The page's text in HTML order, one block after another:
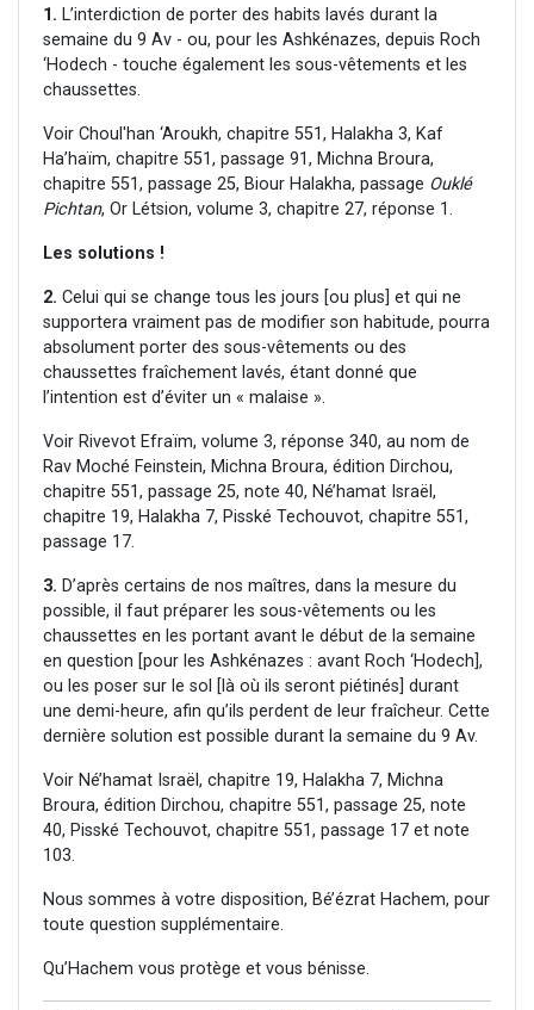
1. L’interdiction de porter des habits lavés durant la
semaine du 9 Av - ou, pour les Ashkénazes, depuis Roch
‘Hodech - touche également les sous-vêtements et les
chaussettes.
Voir Choul'han ‘Aroukh, chapitre 551, Halakha 3, Kaf
Ha’haïm, chapitre 551, passage 91, Michna Broura,
chapitre 551, passage 25, Biour Halakha, passage Ouklé
Pichtan, Or Létsion, volume 3, chapitre 27, réponse 1.
Les solutions !
2. Celui qui se change tous les jours [ou plus] et qui ne
supportera vraiment pas de modifier son habitude, pourra
absolument porter des sous-vêtements ou des
chaussettes fraîchement lavés, étant donné que
l’intention est d’éviter un « malaise ».
Voir Rivevot Efraïm, volume 3, réponse 340, au nom de
Rav Moché Feinstein, Michna Broura, édition Dirchou,
chapitre 551, passage 25, note 40, Né’hamat Israël,
chapitre 19, Halakha 7, Pisské Techouvot, chapitre 551,
passage 17.
3. D’après certains de nos maîtres, dans la mesure du
possible, il faut préparer les sous-vêtements ou les
chaussettes en les portant avant le début de la semaine
en question [pour les Ashkénazes : avant Roch ‘Hodech],
ou les poser sur le sol [là où ils seront piétinés] durant
une demi-heure, afin qu’ils perdent de leur fraîcheur. Cette
dernière solution est possible durant la semaine du 9 Av.
Voir Né’hamat Israël, chapitre 19, Halakha 7, Michna
Broura, édition Dirchou, chapitre 551, passage 25, note
40, Pisské Techouvot, chapitre 551, passage 17 et note
103.
Nous sommes à votre disposition, Bé’ézrat Hachem, pour
toute question supplémentaire.
Qu’Hachem vous protège et vous bénisse.